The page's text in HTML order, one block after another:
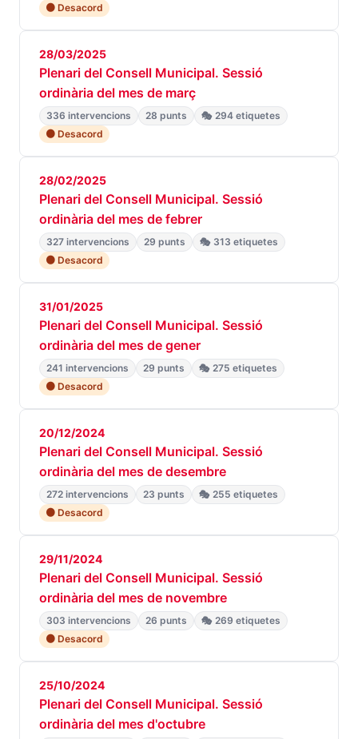
🟠 Desacord
28/03/2025
Plenari del Consell Municipal. Sessió
ordinària del mes de març
336 intervencions 28 punts
🎭 294 etiquetes
🟠 Desacord
28/02/2025
Plenari del Consell Municipal. Sessió
ordinària del mes de febrer
327 intervencions 29 punts
🎭 313 etiquetes
🟠 Desacord
31/01/2025
Plenari del Consell Municipal. Sessió
ordinària del mes de gener
241 intervencions 29 punts
🎭 275 etiquetes
🟠 Desacord
20/12/2024
Plenari del Consell Municipal. Sessió
ordinària del mes de desembre
272 intervencions 23 punts
🎭 255 etiquetes
🟠 Desacord
29/11/2024
Plenari del Consell Municipal. Sessió
ordinària del mes de novembre
303 intervencions 26 punts
🎭 269 etiquetes
🟠 Desacord
25/10/2024
Plenari del Consell Municipal. Sessió
ordinària del mes d'octubre